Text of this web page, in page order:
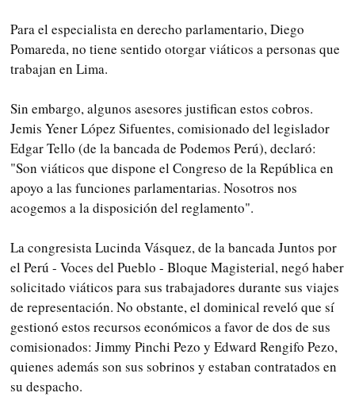
Para el especialista en derecho parlamentario, Diego
Pomareda, no tiene sentido otorgar viáticos a personas que
trabajan en Lima.
Sin embargo, algunos asesores justifican estos cobros.
Jemis Yener López Sifuentes, comisionado del legislador
Edgar Tello (de la bancada de Podemos Perú), declaró:
"Son viáticos que dispone el Congreso de la República en
apoyo a las funciones parlamentarias. Nosotros nos
acogemos a la disposición del reglamento".
La congresista Lucinda Vásquez, de la bancada Juntos por
el Perú - Voces del Pueblo - Bloque Magisterial, negó haber
solicitado viáticos para sus trabajadores durante sus viajes
de representación. No obstante, el dominical reveló que sí
gestionó estos recursos económicos a favor de dos de sus
comisionados: Jimmy Pinchi Pezo y Edward Rengifo Pezo,
quienes además son sus sobrinos y estaban contratados en
su despacho.